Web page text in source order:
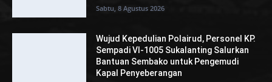
Sabtu, 8 Agustus 2026
Wujud Kepedulian Polairud, Personel KP.
Sempadi VI-1005 Sukalanting Salurkan
Bantuan Sembako untuk Pengemudi
Kapal Penyeberangan